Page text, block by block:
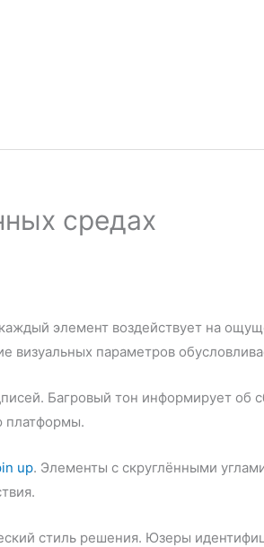
средах
элемент воздействует на
параметров
Багровый тон информирует об
платформы.
up. Элементы с скруглёнными
стиль решения. Юзеры